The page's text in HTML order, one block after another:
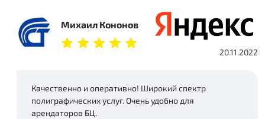
Михаил Кононов
20.11.2022
Качественно и оперативно! Широкий спектр
полиграфических услуг. Очень удобно для
арендаторов БЦ.